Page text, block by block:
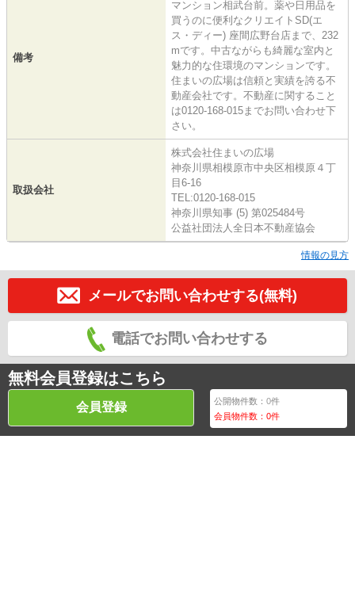
備考
マンション相武台前。薬や日用品を
買うのに便利なクリエイトSD(エ
ス・ディー) 座間広野台店まで、232
mです。中古ながらも綺麗な室内と
魅力的な住環境のマンションです。
住まいの広場は信頼と実績を誇る不
動産会社です。不動産に関すること
は0120-168-015までお問い合わせ下
さい。
取扱会社
株式会社住まいの広場
神奈川県相模原市中央区相模原４丁
目6-16
TEL:0120-168-015
神奈川県知事 (5) 第025484号
公益社団法人全日本不動産協会
情報の見方
メールでお問い合わせする(無料)
電話でお問い合わせする
無料会員登録はこちら
会員登録 公開物件数：0件
会員物件数：0件